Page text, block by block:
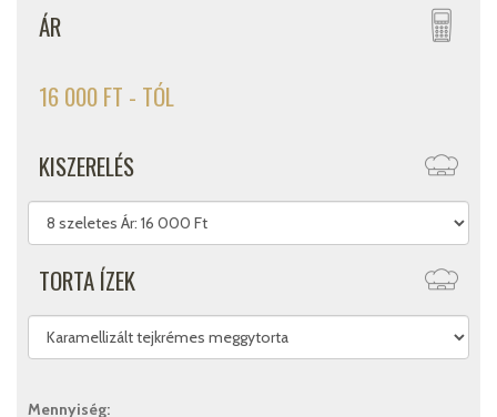
ÁR
16 000 FT - TÓL
KISZERELÉS
TORTA ÍZEK
Mennyiség: